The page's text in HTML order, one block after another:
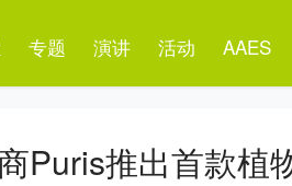
专题 演讲 活动 AAES
Puris推出首款植